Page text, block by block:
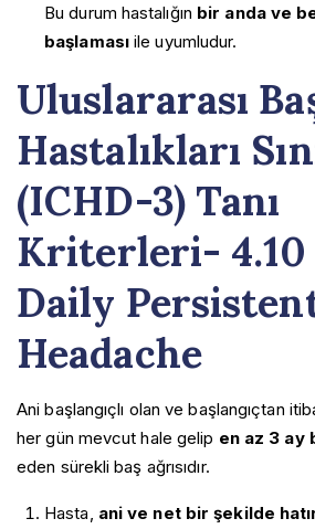
Gök Gürültüsü Baş Ağrısı
İdiopatik Saplanıcı Baş Ağrısı
İntrakraniyal Hipertansiyon Baş Ağrısı
Israrlı İdiyopatik Yüz Ağrısı
Migren
Nervus İntermedius Nevraljisi
Nummular Baş Ağrısı
Öksürük ile İlişkili Baş Ağrısı
Servikojenik Baş Ağrısı
Vestibüler Nörit
Bu durum hastalığın bir anda ve
başlamasıile uyumludur.
Uluslararası
Hastalıkları
(ICHD-3) Tanı
Kriterleri- 4.10
Daily
Headache
Ani başlangıçlı olan ve başlangıçtan
her gün mevcut hale gelip en az 3 ay
eden sürekli baş ağrısıdır.
Hasta, ani ve net bir şekilde